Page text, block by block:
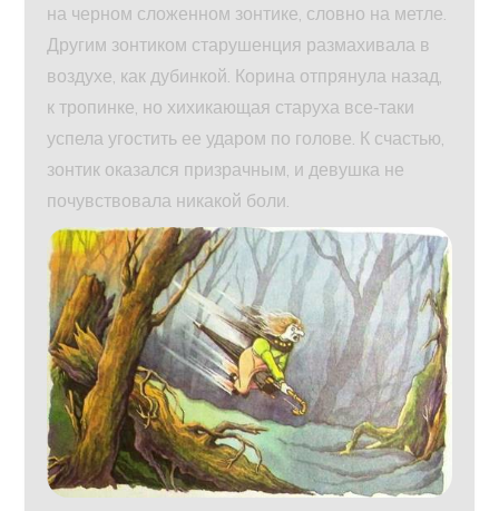
на черном сложенном зонтике, словно на метле.
Другим зонтиком старушенция размахивала в
воздухе, как дубинкой. Корина отпрянула назад,
к тропинке, но хихикающая старуха все‑таки
успела угостить ее ударом по голове. К счастью,
зонтик оказался призрачным, и девушка не
почувствовала никакой боли.